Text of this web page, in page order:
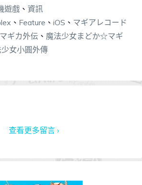
遊戲、 資訊
、 Feature 、 iOS 、 マギアレコード
ギカ外伝 、 魔法少女まどか☆マギ
女小圓外傳
查看更多留言 ›